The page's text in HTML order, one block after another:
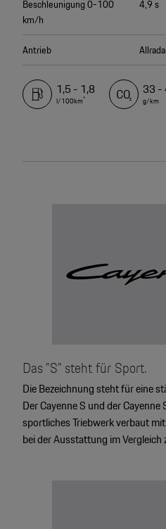
4,9 s
Beschleunigung 0-100
km/h
Antrieb
1,5 - 1,8
l/100km*
33 -
g/km
Das "S" steht für Sport.
Die Bezeichnung steht für eine
Der Cayenne S und der
sportliches Triebwerk verbaut
bei der Ausstattung im